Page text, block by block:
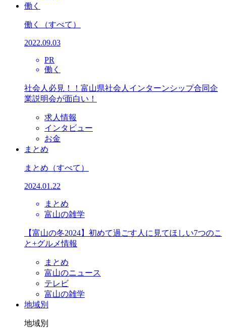
働く
働く （すべて）
2022.09.03
PR
働く
社会人必見！！富山県社会人インターンシップ合同企
業説明会が面白い！
求人情報
インタビュー
お金
まとめ
まとめ （すべて）
2024.01.22
まとめ
富山の雑学
【富山の冬2024】初めて過ごす人に見てほしい7つのこ
と+グルメ情報
まとめ
富山のニュース
テレビ
富山の雑学
地域別
地域別